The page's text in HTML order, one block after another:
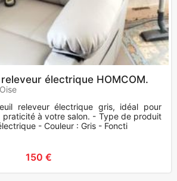
électrique HOMCOM.
releveur électrique gris, idéal pour
à votre salon. - Type de produit
- Couleur : Gris - Foncti
150 €